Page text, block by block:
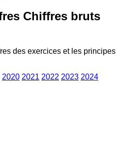
Chiffres bruts
des exercices et les principes
2020 2021 2022 2023 2024